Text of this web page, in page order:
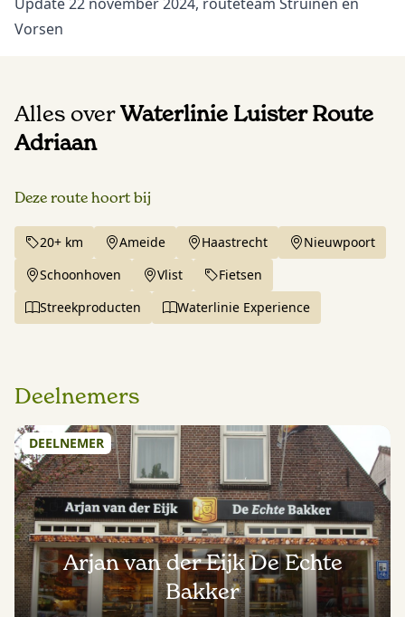
Vorsen
Alles overWaterlinie Luister Route
Adriaan
Deze route hoort bij
20+ km Ameide Haastrecht
Nieuwpoort
Schoonhoven
Vlist
Fietsen
Streekproducten
Waterlinie Experience
Deelnemers
DEELNEMER
Arjan van der Eijk De Echte
Bakker